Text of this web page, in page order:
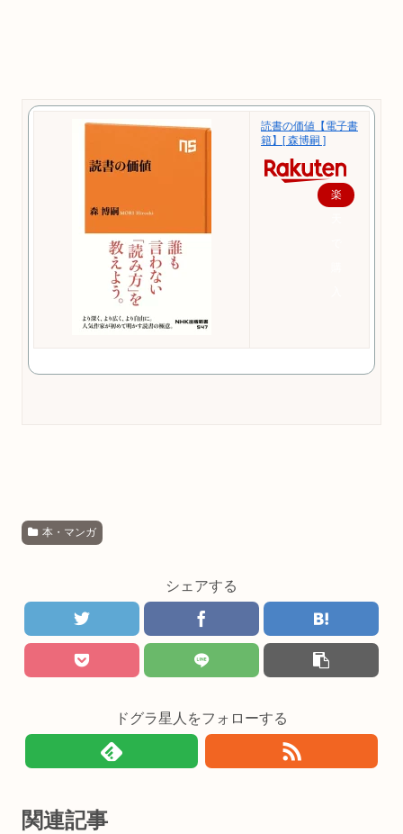
読書の価値【電子書
籍】[ 森博嗣 ]
楽
本・マンガ
シェアする
ドグラ星人をフォローする
関連記事